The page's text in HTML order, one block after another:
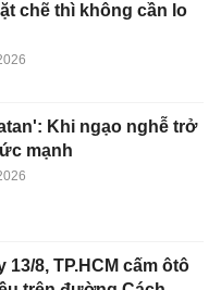
chẽ thì không cần lo
Khi ngạo nghễ trở
mạnh
13/8, TP.HCM cấm ôtô